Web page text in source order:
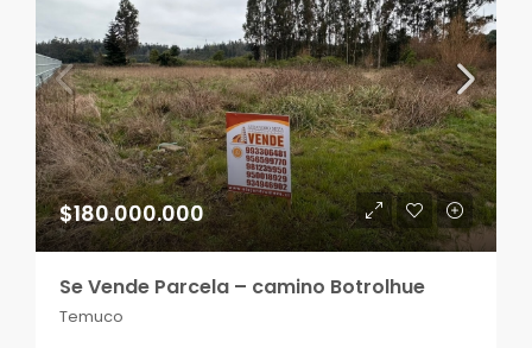
$180.000.000
Se Vende Parcela – camino Botrolhue
Temuco